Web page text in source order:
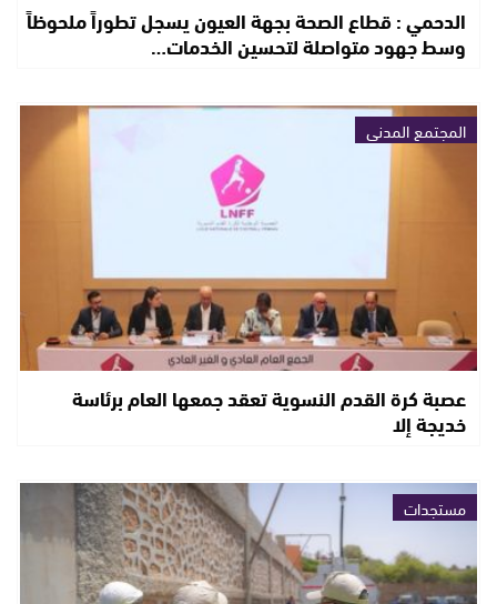
الدحمي : قطاع الصحة بجهة العيون يسجل تطوراً ملحوظاً
وسط جهود متواصلة لتحسين الخدمات…
المجتمع المدني
عصبة كرة القدم النسوية تعقد جمعها العام برئاسة
خديجة إلا
مستجدات